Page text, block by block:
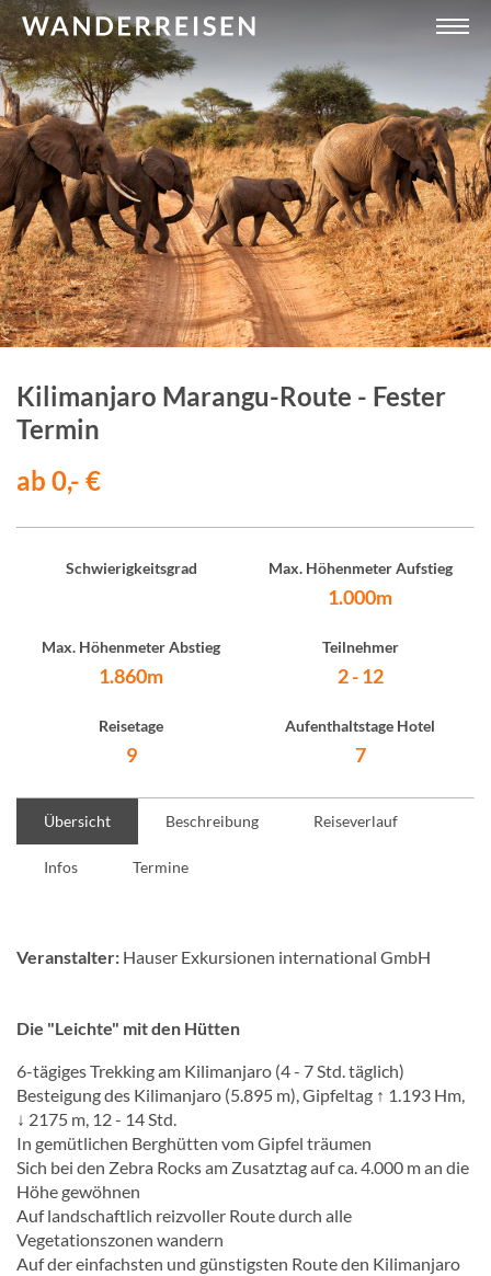
Kilimanjaro Marangu-Route - Fester
Termin
ab 0,- €
Schwierigkeitsgrad Max. Höhenmeter Aufstieg
1.000m
Max. Höhenmeter Abstieg
1.860m
Teilnehmer
2 - 12
Reisetage
9
Aufenthaltstage Hotel
7
Übersicht Beschreibung Reiseverlauf
Infos Termine
Veranstalter: Hauser Exkursionen international GmbH
Die "Leichte" mit den Hütten
6-tägiges Trekking am Kilimanjaro (4 - 7 Std. täglich)
Besteigung des Kilimanjaro (5.895 m), Gipfeltag ↑ 1.193 Hm,
↓ 2175 m, 12 - 14 Std.
In gemütlichen Berghütten vom Gipfel träumen
Sich bei den Zebra Rocks am Zusatztag auf ca. 4.000 m an die
Höhe gewöhnen
Auf landschaftlich reizvoller Route durch alle
Vegetationszonen wandern
Auf der einfachsten und günstigsten Route den Kilimanjaro